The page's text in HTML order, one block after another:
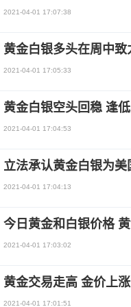
2021-04-01 17:07:38
黄金白银多头在周中致
2021-04-01 17:05:33
黄金白银空头回稳 逢
2021-04-01 17:04:53
立法承认黄金白银为美
2021-04-01 17:04:13
今日黄金和白银价格
2021-04-01 17:03:02
黄金交易走高 金价上涨
2021-04-01 17:01:51